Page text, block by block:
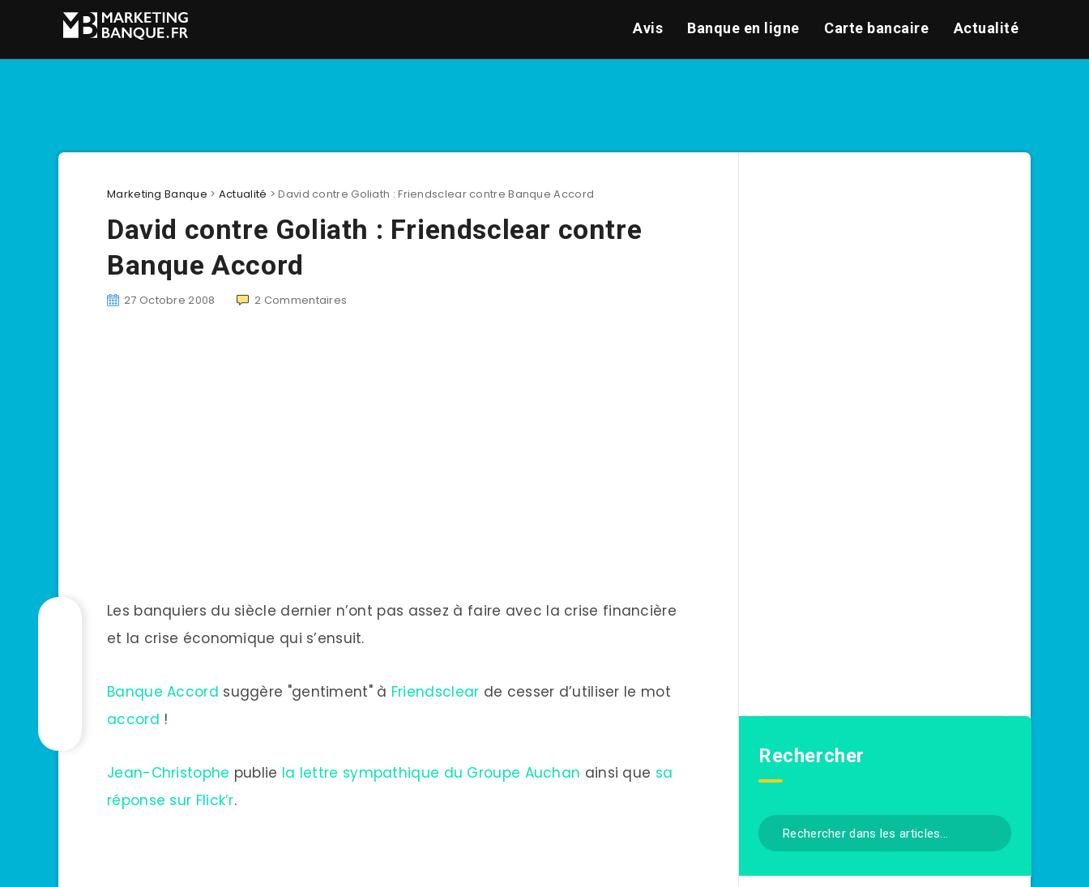
Avis Banque en ligne Carte bancaire Actualité
Marketing Banque > Actualité >David contre Goliath : Friendsclear contre Banque Accord
David contre Goliath : Friendsclear contre
Banque Accord
27 Octobre 2008 2 Commentaires
Les banquiers du siècle dernier n’ont pas assez à faire avec la crise financière
et la crise économique qui s’ensuit.
Banque Accord suggère "gentiment" à Friendsclear de cesser d’utiliser le mot
accord !
Jean-Christophe publie la lettre sympathique du Groupe Auchan ainsi que sa
réponse sur Flick’r.
Rechercher